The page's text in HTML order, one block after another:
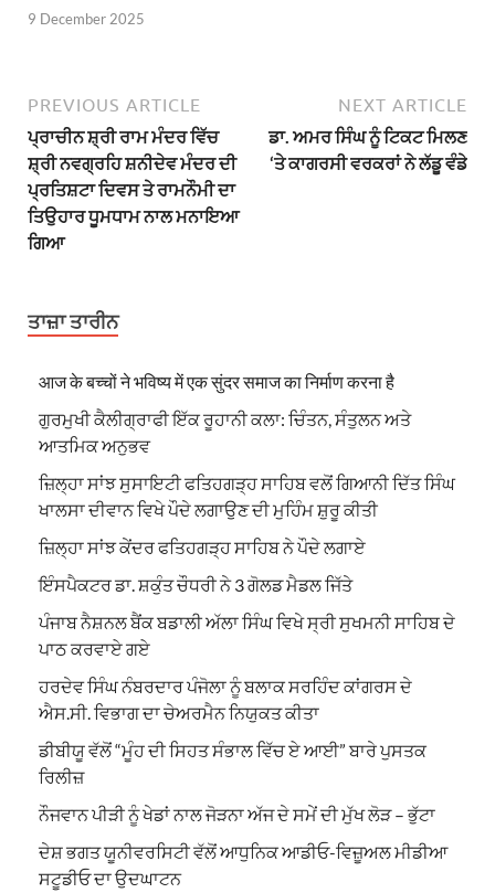
9 December 2025
PREVIOUS ARTICLE
ਪ੍ਰਾਚੀਨ ਸ਼੍ਰੀ ਰਾਮ ਮੰਦਰ ਵਿੱਚ
ਸ਼੍ਰੀ ਨਵਗ੍ਰਹਿ ਸ਼ਨੀਦੇਵ ਮੰਦਰ ਦੀ
ਪ੍ਰਤਿਸ਼ਟਾ ਦਿਵਸ ਤੇ ਰਾਮਨੌਮੀ ਦਾ
ਤਿਉਹਾਰ ਧੂਮਧਾਮ ਨਾਲ ਮਨਾਇਆ
ਗਿਆ
NEXT ARTICLE
ਡਾ. ਅਮਰ ਸਿੰਘ ਨੂੰ ਟਿਕਟ ਮਿਲਣ
‘ਤੇ ਕਾਗਰਸੀ ਵਰਕਰਾਂ ਨੇ ਲੱਡੂ ਵੰਡੇ
ਤਾਜ਼ਾ ਤਾਰੀਨ
आज के बच्चों ने भविष्य में एक सुंदर समाज का निर्माण करना है
ਗੁਰਮੁਖੀ ਕੈਲੀਗ੍ਰਾਫੀ ਇੱਕ ਰੂਹਾਨੀ ਕਲਾ: ਚਿੰਤਨ, ਸੰਤੁਲਨ ਅਤੇ
ਆਤਮਿਕ ਅਨੁਭਵ
ਜ਼ਿਲ੍ਹਾ ਸਾਂਝ ਸੁਸਾਇਟੀ ਫਤਿਹਗੜ੍ਹ ਸਾਹਿਬ ਵਲੋਂ ਗਿਆਨੀ ਦਿੱਤ ਸਿੰਘ
ਖਾਲਸਾ ਦੀਵਾਨ ਵਿਖੇ ਪੌਦੇ ਲਗਾਉਣ ਦੀ ਮੁਹਿੰਮ ਸ਼ੁਰੂ ਕੀਤੀ
ਜ਼ਿਲ੍ਹਾ ਸਾਂਝ ਕੇਂਦਰ ਫਤਿਹਗੜ੍ਹ ਸਾਹਿਬ ਨੇ ਪੌਦੇ ਲਗਾਏ
ਇੰਸਪੈਕਟਰ ਡਾ. ਸ਼ਕੁੰਤ ਚੌਧਰੀ ਨੇ 3 ਗੋਲਡ ਮੈਡਲ ਜਿੱਤੇ
ਪੰਜਾਬ ਨੈਸ਼ਨਲ ਬੈਂਕ ਬਡਾਲੀ ਅੱਲਾ ਸਿੰਘ ਵਿਖੇ ਸ੍ਰੀ ਸੁਖਮਨੀ ਸਾਹਿਬ ਦੇ
ਪਾਠ ਕਰਵਾਏ ਗਏ
ਹਰਦੇਵ ਸਿੰਘ ਨੰਬਰਦਾਰ ਪੰਜੋਲਾ ਨੂੰ ਬਲਾਕ ਸਰਹਿੰਦ ਕਾਂਗਰਸ ਦੇ
ਐਸ.ਸੀ. ਵਿਭਾਗ ਦਾ ਚੇਅਰਮੈਨ ਨਿਯੁਕਤ ਕੀਤਾ
ਡੀਬੀਯੂ ਵੱਲੋਂ “ਮੂੰਹ ਦੀ ਸਿਹਤ ਸੰਭਾਲ ਵਿੱਚ ਏ ਆਈ” ਬਾਰੇ ਪੁਸਤਕ
ਰਿਲੀਜ਼
ਨੌਜਵਾਨ ਪੀੜੀ ਨੂੰ ਖੇਡਾਂ ਨਾਲ ਜੋੜਨਾ ਅੱਜ ਦੇ ਸਮੇਂ ਦੀ ਮੁੱਖ ਲੋੜ – ਭੁੱਟਾ
ਦੇਸ਼ ਭਗਤ ਯੂਨੀਵਰਸਿਟੀ ਵੱਲੋਂ ਆਧੁਨਿਕ ਆਡੀਓ-ਵਿਜ਼ੂਅਲ ਮੀਡੀਆ
ਸਟੂਡੀਓ ਦਾ ਉਦਘਾਟਨ